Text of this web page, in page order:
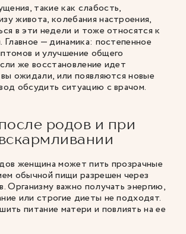
такие как слабость,
живота, колебания настроения,
в эти недели и тоже относятся к
Главное — динамика: постепенное
и улучшение общего
же восстановление идет
ожидали, или появляются новые
обсудить ситуацию с врачом.
родов и при
женщина может пить прозрачные
обычной пищи разрешен через
Организму важно получать энергию,
или строгие диеты не подходят.
питание матери и повлиять на ее